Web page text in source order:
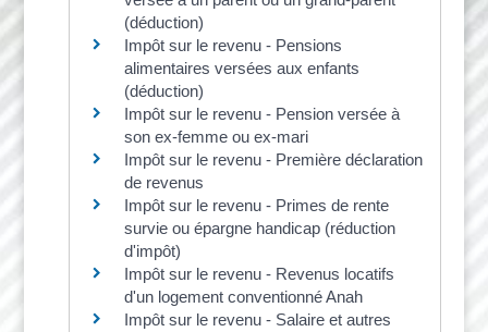
(déduction)
Impôt sur le revenu - Pensions
alimentaires versées aux enfants
(déduction)
Impôt sur le revenu - Pension versée à
son ex-femme ou ex-mari
Impôt sur le revenu - Première déclaration
de revenus
Impôt sur le revenu - Primes de rente
survie ou épargne handicap (réduction
d'impôt)
Impôt sur le revenu - Revenus locatifs
d'un logement conventionné Anah
Impôt sur le revenu - Salaire et autres